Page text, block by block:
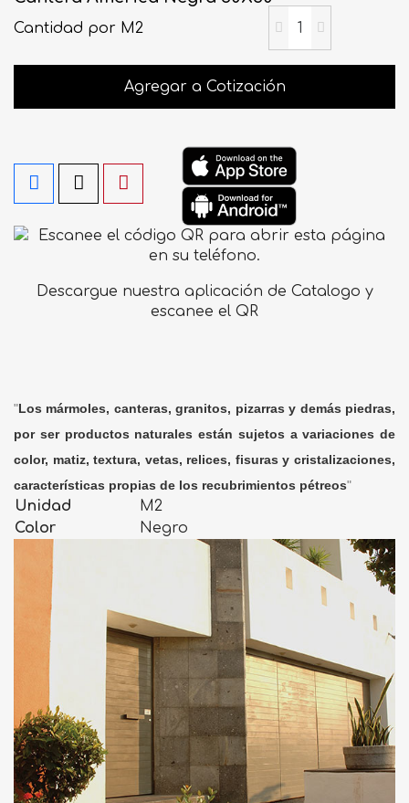
Cantidad por M2
Agregar a Cotización
Descargue nuestra aplicación de Catalogo y
escanee el QR
"Los mármoles, canteras, granitos, pizarras y demás piedras,
por ser productos naturales están sujetos a variaciones de
color, matiz, textura, vetas, relices, fisuras y cristalizaciones,
características propias de los recubrimientos pétreos"
Unidad
M2
Color
Negro